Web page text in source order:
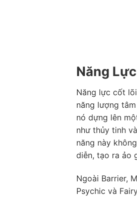
Năng
Năng lực cốt
năng lượng
nó dựng lên
như thủy tinh
năng này
diễn, tạo ra ảo
Ngoài Barrier,
Psychic và